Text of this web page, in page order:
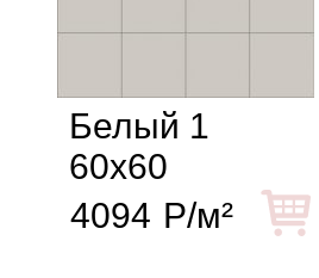
Белый 1
60x60
4094 Р/м²